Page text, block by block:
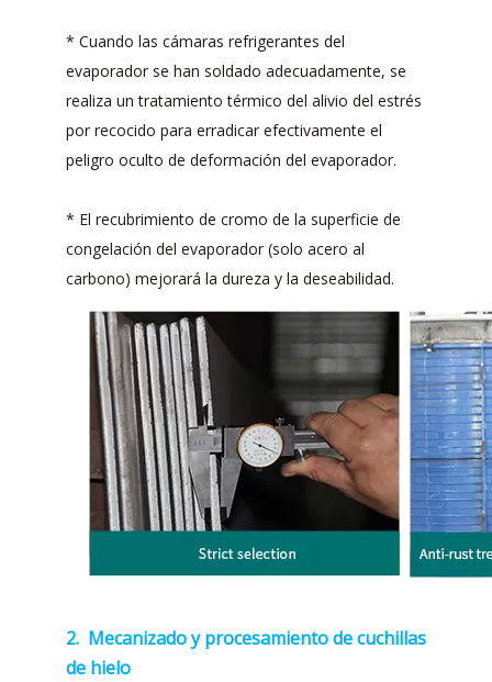
* Cuando las cámaras refrigerantes del
evaporador se han soldado adecuadamente, se
realiza un tratamiento térmico del alivio del estrés
por recocido para erradicar efectivamente el
peligro oculto de deformación del evaporador.
* El recubrimiento de cromo de la superficie de
congelación del evaporador (solo acero al
carbono) mejorará la dureza y la deseabilidad.
2. Mecanizado y procesamiento de cuchillas
de hielo